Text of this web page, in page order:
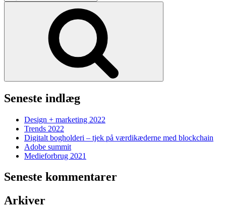
efter:
Seneste indlæg
Design + marketing 2022
Trends 2022
Digitalt bogholderi – tjek på værdikæderne med blockchain
Adobe summit
Medieforbrug 2021
Seneste kommentarer
Arkiver